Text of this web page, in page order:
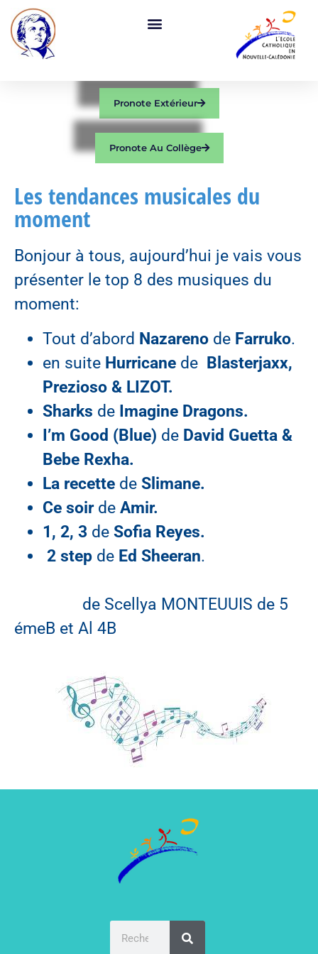
Pronote Extérieur
Pronote Au Collège
Les tendances musicales du
moment
Bonjour à tous, aujourd’hui je vais vous
présenter le top 8 des musiques du
moment:
Tout d’abord Nazareno de Farruko.
en suite Hurricane de Blasterjaxx,
Prezioso & LIZOT.
Sharks de Imagine Dragons.
I’m Good (Blue) de David Guetta &
Bebe Rexha.
La recette de Slimane.
Ce soirde Amir.
1, 2, 3 de Sofia Reyes.
2 step de Ed Sheeran.
de Scellya MONTEUUIS de 5
émeB et Al 4B